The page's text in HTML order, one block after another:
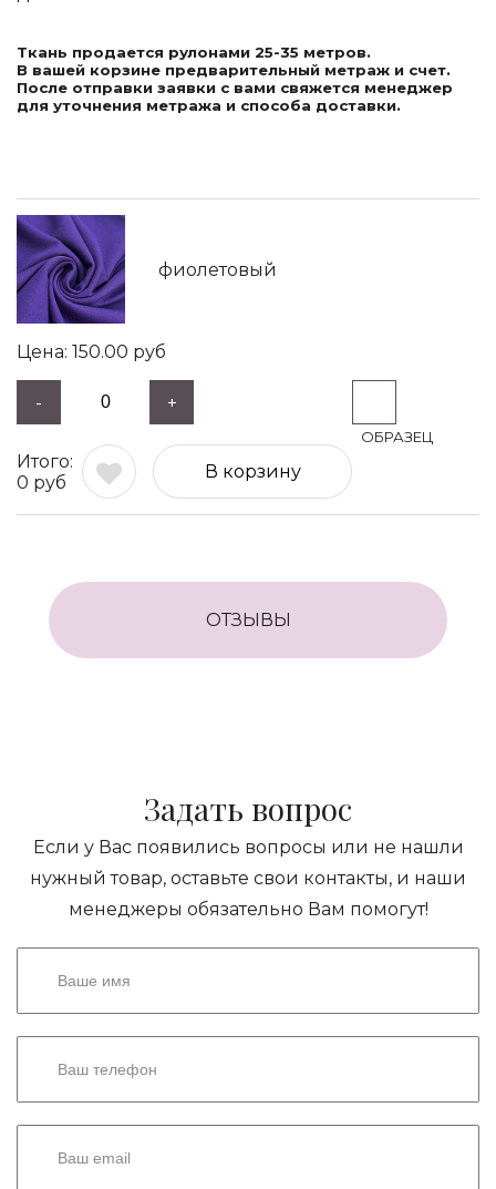
Ткань продается рулонами 25-35 метров.
В вашей корзине предварительный метраж и счет.
После отправки заявки с вами свяжется менеджер
для уточнения метража и способа доставки.
фиолетовый
150.00 руб
- +
0 руб
В корзину
ОТЗЫВЫ
Задать вопрос
Если у Вас появились вопросы или не нашли
нужный товар, оставьте свои контакты, и наши
менеджеры обязательно Вам помогут!